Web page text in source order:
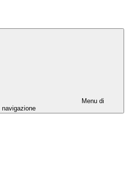
Menu di
navigazione